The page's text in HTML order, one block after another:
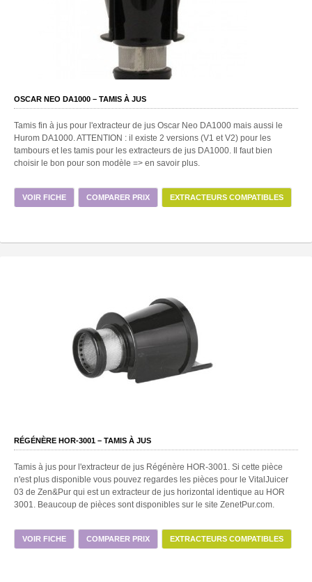
OSCAR NEO DA1000 – TAMIS À JUS
Tamis fin à jus pour l'extracteur de jus Oscar Neo DA1000 mais aussi le
Hurom DA1000. ATTENTION : il existe 2 versions (V1 et V2) pour les
tambours et les tamis pour les extracteurs de jus DA1000. Il faut bien
choisir le bon pour son modèle => en savoir plus.
VOIR FICHE COMPARER PRIX EXTRACTEURS COMPATIBLES
RÉGÉNÈRE HOR-3001 – TAMIS À JUS
Tamis à jus pour l'extracteur de jus Régénère HOR-3001. Si cette pièce
n'est plus disponible vous pouvez regardes les pièces pour le VitalJuicer
03 de Zen&Pur qui est un extracteur de jus horizontal identique au HOR
3001. Beaucoup de pièces sont disponibles sur le site ZenetPur.com.
VOIR FICHE COMPARER PRIX EXTRACTEURS COMPATIBLES